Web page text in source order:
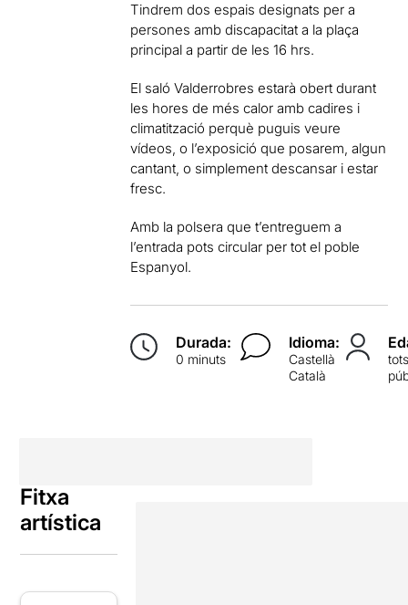
Tindrem dos espais designats per a
persones amb discapacitat a la plaça
principal a partir de les 16 hrs.
El saló Valderrobres estarà obert durant
les hores de més calor amb cadires i
climatització perquè puguis veure
vídeos, o l’exposició que posarem, algun
cantant, o simplement descansar i estar
fresc.
Amb la polsera que t’entreguem a
l’entrada pots circular per tot el poble
Espanyol.
Durada:
0 minuts
Idioma:
Castellà
Català
Fitxa
artística